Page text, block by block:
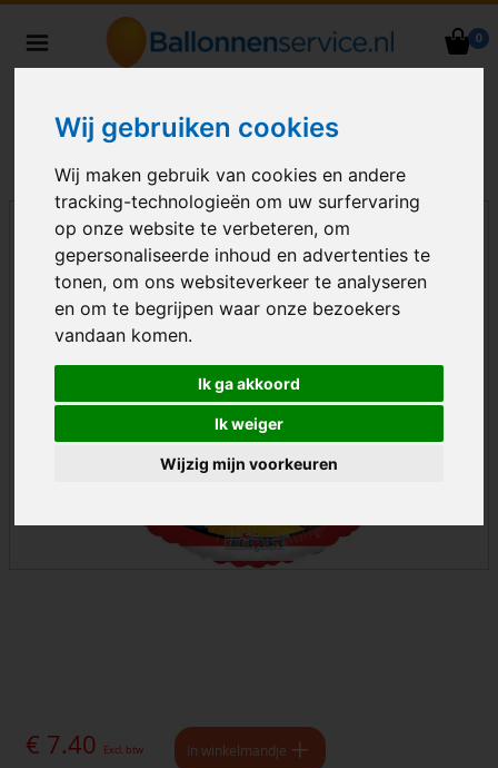
Wij gebruiken cookies
Wij maken gebruik van cookies en andere
tracking-technologieën om uw surfervaring
op onze website te verbeteren, om
gepersonaliseerde inhoud en advertenties te
tonen, om ons websiteverkeer te analyseren
en om te begrijpen waar onze bezoekers
vandaan komen.
Ik ga akkoord
Ik weiger
Wijzig mijn voorkeuren
0
Nederland
€ 7.40 Excl. btw In winkelmandje